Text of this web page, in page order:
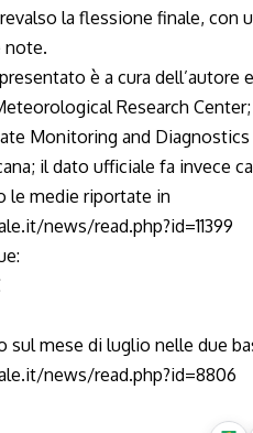
la flessione finale, con
note.
è a cura
Research
Monitoring and
il dato ufficiale fa invece
le medie riportate in
news/read.php?id=11399
sul mese di luglio nelle due
news/read.php?id=8806